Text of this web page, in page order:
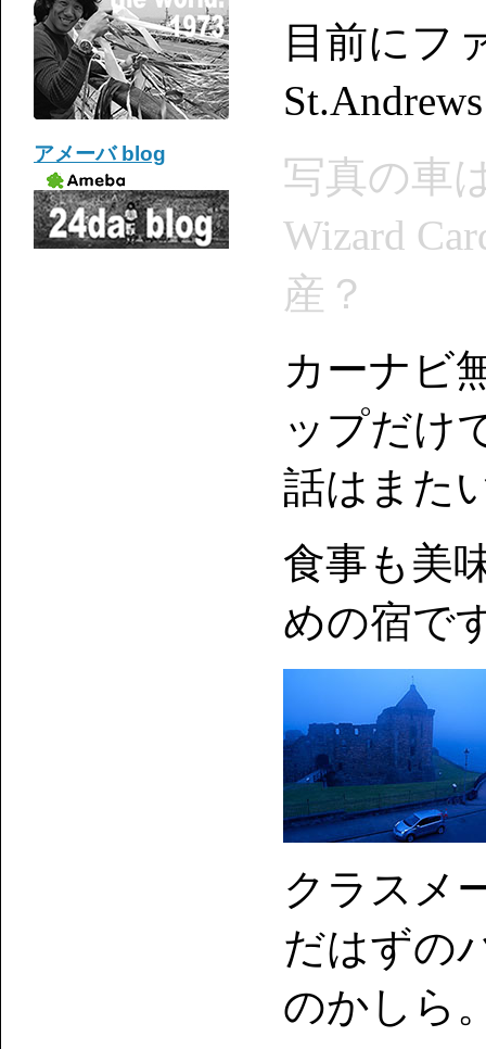
アメーバ blog
目前にフ
写真の車
Wizard
産？
カーナビ
ップだけ
話はまた
食事も美
めの宿で
クラスメ
だはずの
のかしら